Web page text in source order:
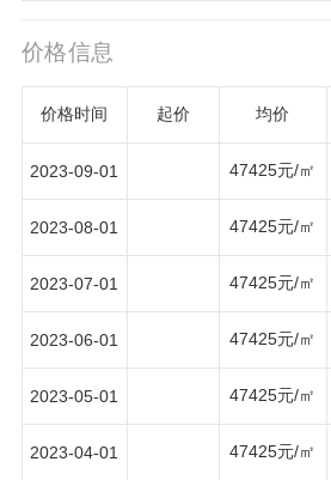
价格信息
价格时间 起价 均价
2023-09-01 47425元/㎡
2023-08-01 47425元/㎡
2023-07-01 47425元/㎡
2023-06-01 47425元/㎡
2023-05-01 47425元/㎡
2023-04-01 47425元/㎡